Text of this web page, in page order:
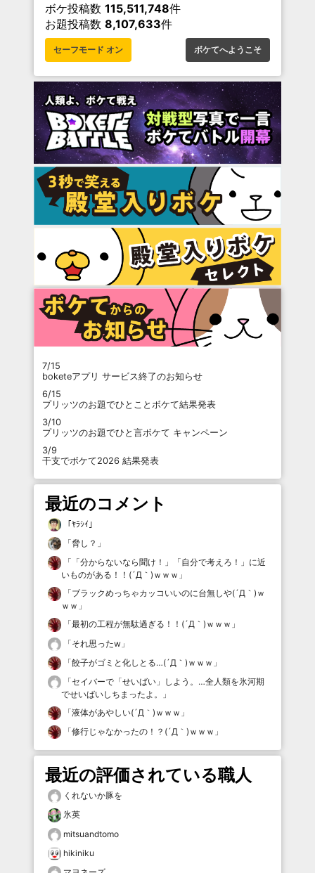
ボケ投稿数 115,511,748件
お題投稿数 8,107,633件
セーフモード オン ボケてへようこそ
7/15
boketeアプリ サービス終了のお知らせ
6/15
プリッツのお題でひとことボケて結果発表
3/10
プリッツのお題でひと言ボケて キャンペーン
3/9
干支でボケて2026 結果発表
最近のコメント
「ﾔﾗｼｲ 」
「脅し？ 」
「 「分からないなら聞け！」「自分で考えろ！」に近
いものがある！！(´Д｀)ｗｗｗ 」
「ブラックめっちゃカッコいいのに台無しや(´Д｀)ｗ
ｗｗ 」
「最初の工程が無駄過ぎる！！(´Д｀)ｗｗｗ 」
「それ思ったw 」
「餃子がゴミと化しとる…(´Д｀)ｗｗｗ 」
「セイバーで「せいばい」しよう。…全人類を氷河期
でせいばいしちまったよ。
」
「液体があやしい(´Д｀)ｗｗｗ 」
「修行じゃなかったの！？(´Д｀)ｗｗｗ 」
最近の評価されている職人
くれないか豚を
氷英
mitsuandtomo
hikiniku